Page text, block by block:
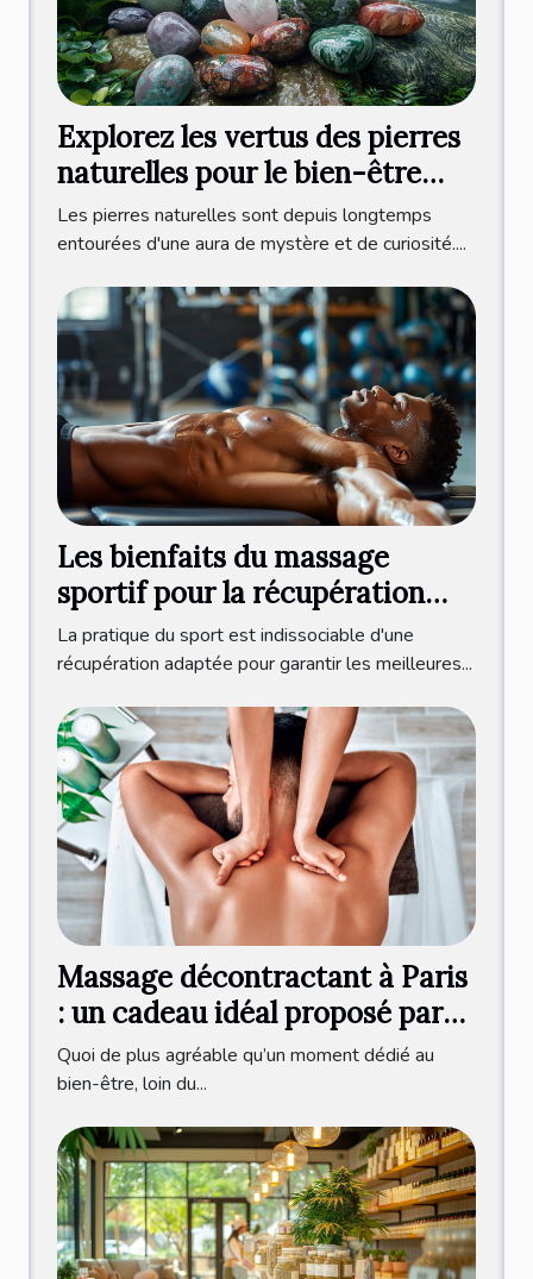
Explorez les vertus des pierres
naturelles pour le bien-être
quotidien
Les pierres naturelles sont depuis longtemps
entourées d'une aura de mystère et de curiosité....
Les bienfaits du massage
sportif pour la récupération
physique
La pratique du sport est indissociable d'une
récupération adaptée pour garantir les meilleures...
Massage décontractant à Paris
: un cadeau idéal proposé par
Olivier Lecocq !
Quoi de plus agréable qu’un moment dédié au
bien-être, loin du...